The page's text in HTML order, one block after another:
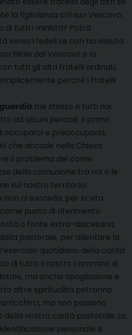
la figliolanza col suo Vescovo,
di tutti i ministri? Potrà
verso i fedeli se non ha vissuto
filiale dal Vescovo e la
tutti gli altri fratelli ordinati,
perché i fratelli
me stesso e tutti noi
ad alcuni pericoli. Il primo:
occuparci e preoccuparci,
che accade nella Chiesa
il problema del come
della comunione tra noi o le
sul nostro territorio!
non ci succeda, per la vita
punto di riferimento
o fonte extra-diocesana,
pastorale, per allentare la
quotidiano della carità
di tutto il nostro cammino di
ma anche spogliazione e
altre spiritualità potranno
ma non possono
della nostra carità pastorale. La
personale e